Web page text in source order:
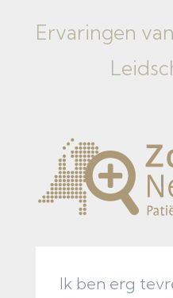
Ervaringen van
Ik ben erg